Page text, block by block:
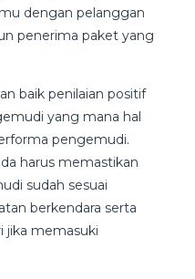
dengan pelanggan
penerima paket yang
baik penilaian positif
yang mana hal
pengemudi.
harus memastikan
sudah sesuai
berkendara serta
jika memasuki